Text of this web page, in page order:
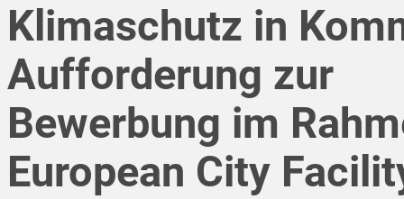
Klimaschutz in
Aufforderung zur
Bewerbung im
European City